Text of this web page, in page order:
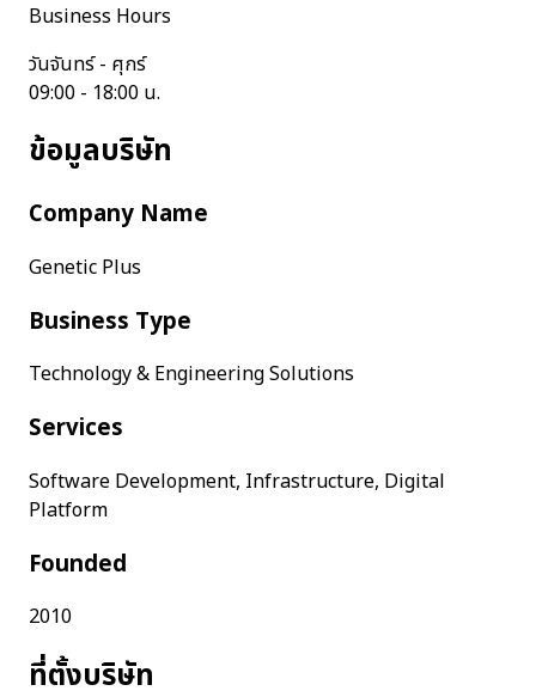
Business Hours
วันจันทร์ - ศุกร์
09:00 - 18:00 น.
ข้อมูลบริษัท
Company Name
Genetic Plus
Business Type
Technology & Engineering Solutions
Services
Software Development, Infrastructure, Digital
Platform
Founded
2010
ที่ตั้งบริษัท